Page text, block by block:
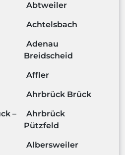
Abtweiler
Achtelsbach
Adenau
Breidscheid
Affler
Ahrbrück Brück
–
Ahrbrück
Pützfeld
Albersweiler